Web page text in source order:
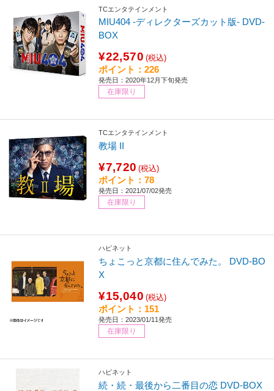
TCエンタテインメント
MIU404 -ディレクターズカット版- DVD-
BOX
¥22,570 (税込)
ポイント：226
発売日：2020年12月下旬発売
在庫限り
TCエンタテインメント
教場 II
¥7,720 (税込)
ポイント：78
発売日：2021/07/02発売
在庫限り
ハピネット
ちょこっと京都に住んでみた。 DVD-BO
X
¥15,040 (税込)
ポイント：151
発売日：2023/01/11発売
在庫限り
ハピネット
続・続・最後から二番目の恋 DVD-BOX